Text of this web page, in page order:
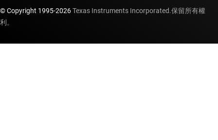
© Copyright 1995-2026Texas Instruments Incorporated.保留所有權
利。